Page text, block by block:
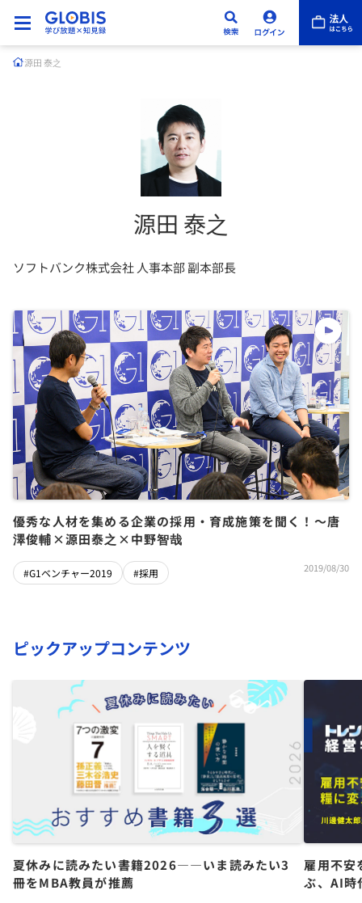
源田 泰之
源田 泰之
ソフトバンク株式会社 人事本部 副本部長
優秀な人材を集める企業の採用・育成施策を聞く！～唐
澤俊輔×源田泰之×中野智哉
#G1ベンチャー2019 #採用 2019/08/30
ピックアップコンテンツ
夏休みに読みたい書籍2026――いま読みたい3
冊をMBA教員が推薦
雇用不
ぶ、AI時